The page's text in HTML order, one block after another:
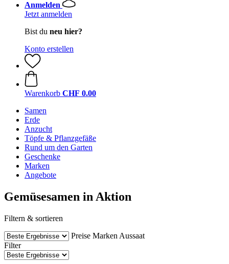
Anmelden
Jetzt anmelden
Bist du neu hier?
Konto erstellen
Warenkorb CHF 0.00
Samen
Erde
Anzucht
Töpfe & Pflanzgefäße
Rund um den Garten
Geschenke
Marken
Angebote
Gemüsesamen in Aktion
Filtern & sortieren
Preise Marken Aussaat
Filter